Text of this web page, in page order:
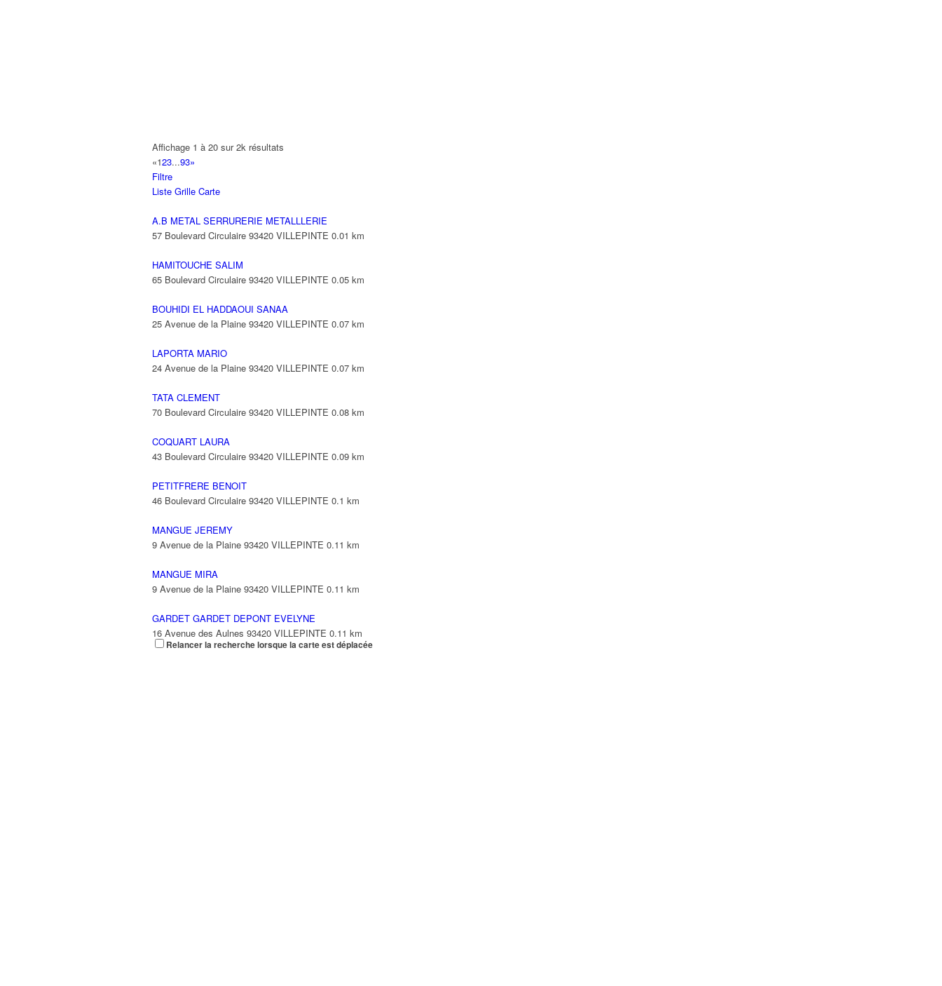
ABBAOUI TOUFIK
10 Allée Georges Gershwin 93420 VILLEPINTE
ABBES SARAH
Affichage 1 à 20 sur 2k résultats
«123...93»
Filtre
Liste Grille Carte
A.B METAL SERRURERIE METALLLERIE
57 Boulevard Circulaire 93420 VILLEPINTE 0.01 km
HAMITOUCHE SALIM
65 Boulevard Circulaire 93420 VILLEPINTE 0.05 km
BOUHIDI EL HADDAOUI SANAA
25 Avenue de la Plaine 93420 VILLEPINTE 0.07 km
LAPORTA MARIO
24 Avenue de la Plaine 93420 VILLEPINTE 0.07 km
TATA CLEMENT
70 Boulevard Circulaire 93420 VILLEPINTE 0.08 km
COQUART LAURA
43 Boulevard Circulaire 93420 VILLEPINTE 0.09 km
PETITFRERE BENOIT
46 Boulevard Circulaire 93420 VILLEPINTE 0.1 km
MANGUE JEREMY
9 Avenue de la Plaine 93420 VILLEPINTE 0.11 km
MANGUE MIRA
9 Avenue de la Plaine 93420 VILLEPINTE 0.11 km
GARDET GARDET DEPONT EVELYNE
16 Avenue des Aulnes 93420 VILLEPINTE 0.11 km
Relancer la recherche lorsque la carte est déplacée